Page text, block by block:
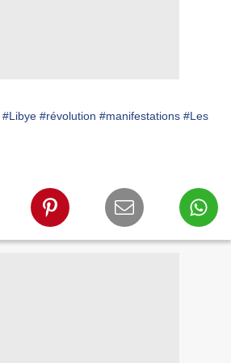
#Libye #révolution #manifestations #Les